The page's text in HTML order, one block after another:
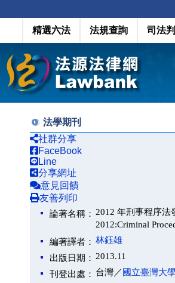
精選六法 法規查詢 司法
法學期刊
社群分享
FaceBook
Line
分享網址
意見回饋
友善列印
論著名稱： 2012 年刑事程序法
2012:Criminal
編著譯者： 林鈺雄
出版日期： 2013.11
刊登出處： 台灣／ 國立臺灣大